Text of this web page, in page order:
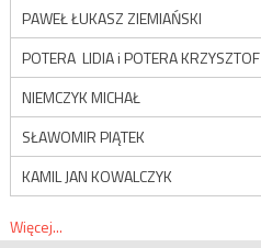
PAWEŁ ŁUKASZ ZIEMIAŃSKI
POTERA LIDIA i POTERA KRZYSZTOF
NIEMCZYK MICHAŁ
SŁAWOMIR PIĄTEK
KAMIL JAN KOWALCZYK
Więcej...